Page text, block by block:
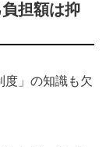
担額は抑
度」の知識も欠